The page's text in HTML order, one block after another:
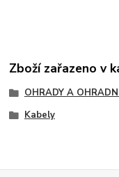
Zboží zařazeno v
OHRADY A
Kabely